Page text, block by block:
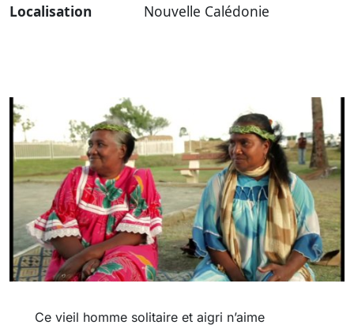
Localisation Nouvelle Calédonie
Ce vieil homme solitaire et aigri n’aime